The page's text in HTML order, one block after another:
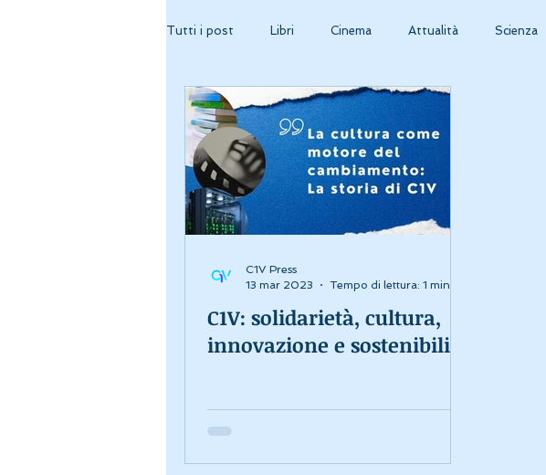
Tutti i post Libri Cinema Attualità Scienza
C1V: solidarietà, cultura,
innovazione e sostenibilità
C1V Press
13 mar 2023
Tempo di lettura: 1 min